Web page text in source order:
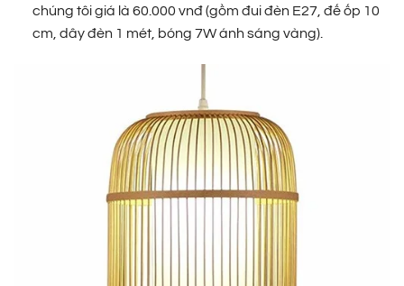
chúng tôi giá là 60.000 vnđ (gồm đui đèn E27, đế ốp 10
cm, dây đèn 1 mét, bóng 7W ánh sáng vàng).